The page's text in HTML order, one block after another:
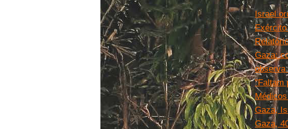
Israel
Gaza:
observa
"Faltam
Gaza,
Gaza,